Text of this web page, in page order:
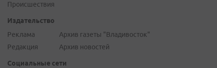
Происшествия
Издательство
Реклама
Редакция
Архив газеты "Владивосток"
Архив новостей
Социальные сети